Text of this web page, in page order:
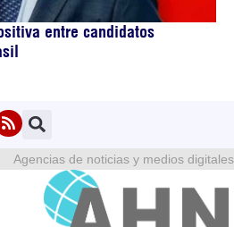
entre candidatos
Agencias de noticias y medios digitales